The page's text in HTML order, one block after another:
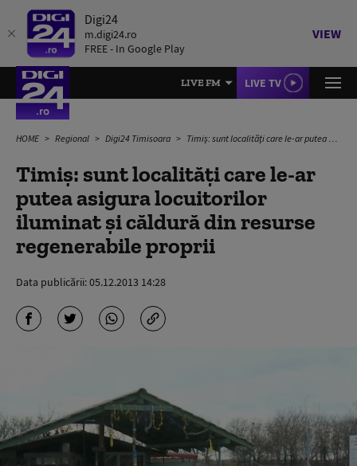
Digi24
m.digi24.ro
FREE - In Google Play
VIEW
LIVE FM LIVE TV
HOME Regional Digi24 Timisoara Timiş: sunt localităţi care le-ar putea asigura locuitorilor iluminat şi căldură din resurse regenerabile proprii
Timiş: sunt localităţi care le-ar
putea asigura locuitorilor
iluminat şi căldură din resurse
regenerabile proprii
Data publicării:05.12.2013 14:28